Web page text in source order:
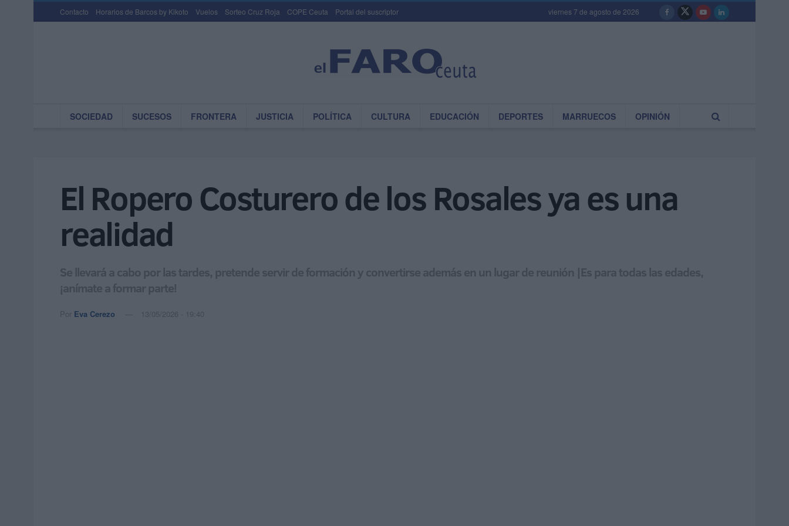
Contacto Horarios de Barcos by Kikoto Vuelos Sorteo Cruz Roja COPE Ceuta Portal del suscriptor viernes 7 de agosto de 2026
SOCIEDAD SUCESOS FRONTERA JUSTICIA POLÍTICA CULTURA EDUCACIÓN DEPORTES MARRUECOS OPINIÓN
El Ropero Costurero de los Rosales ya es una
realidad
Se llevará a cabo por las tardes, pretende servir de formación y convertirse además en un lugar de reunión |Es para todas las edades,
¡anímate a formar parte!
Por Eva Cerezo 13/05/2026 - 19:40